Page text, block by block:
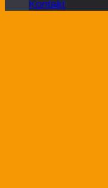
Kontakt